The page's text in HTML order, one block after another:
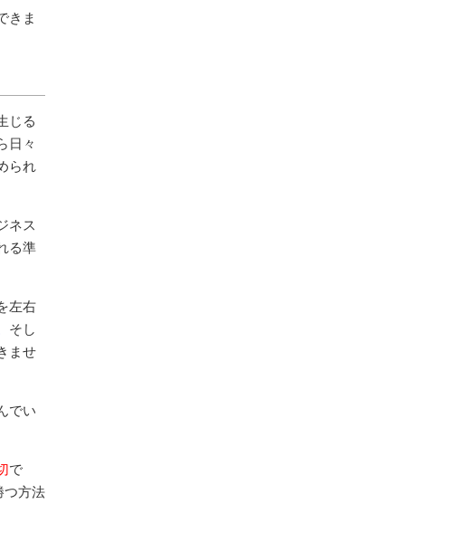
きま
じる
日々
られ
ネス
る準
左右
そし
ませ
でい
で
つ方法